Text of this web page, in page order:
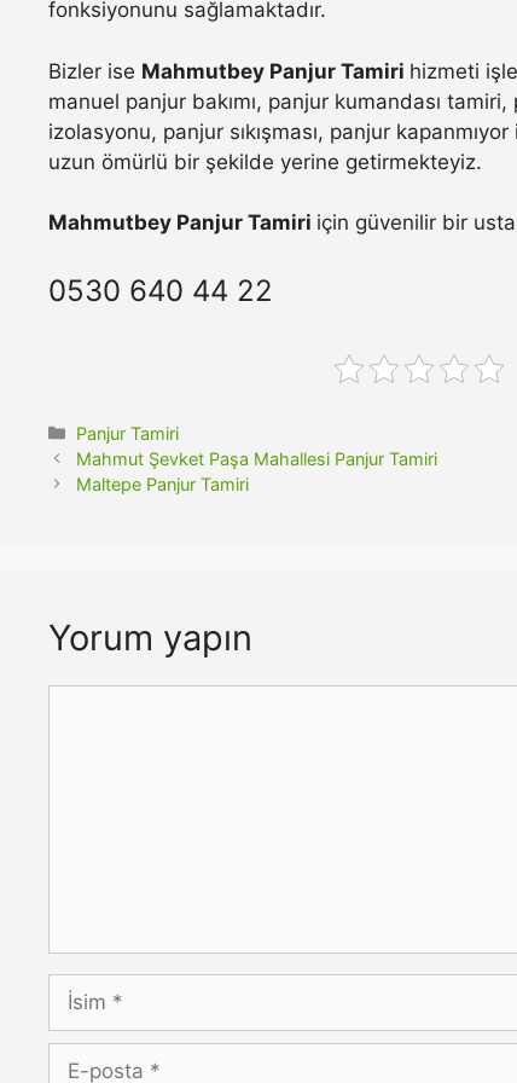
fonksiyonunu sağlamaktadır.
Bizler ise Mahmutbey Panjur Tamiri hizmeti
manuel panjur bakımı, panjur kumandası
izolasyonu, panjur sıkışması, panjur
uzun ömürlü bir şekilde yerine getirmekteyiz.
Mahmutbey Panjur Tamiri için güvenilir bir usta
0530 640 44 22
Kategoriler
Panjur Tamiri
Mahmut Şevket Paşa Mahallesi Panjur Tamiri
Maltepe Panjur Tamiri
Yorum yapın
İsim